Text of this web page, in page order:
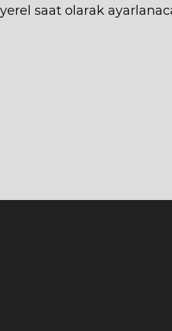
saat olarak